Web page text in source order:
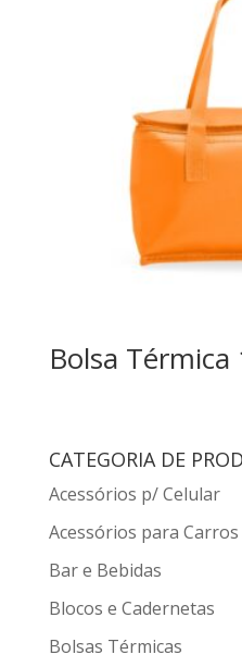
Bolsa
CATEGORIA DE
Acessórios p/ Celular
Acessórios para Carros
Bar e Bebidas
Blocos e Cadernetas
Bolsas Térmicas